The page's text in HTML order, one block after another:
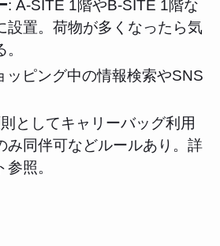
: A-SITE 1階やB-SITE 1階な
設置。荷物が多くなったら気
ッピング中の情報検索やSNS
としてキャリーバッグ利用
み同伴可などルールあり。詳
照。